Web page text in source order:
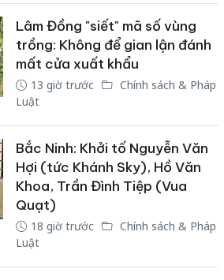
Lâm Đồng "siết" mã số vùng
trồng: Không để gian lận đánh
mất cửa xuất khẩu
13 giờ trước
Chính sách & Pháp
Luật
Bắc Ninh: Khởi tố Nguyễn Văn
Hợi (tức Khánh Sky), Hồ Văn
Khoa, Trần Đình Tiệp (Vua
Quạt)
18 giờ trước
Chính sách & Pháp
Luật